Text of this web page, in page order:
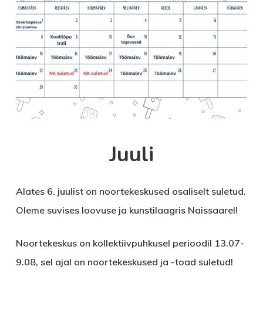
Juuli
Alates 6. juulist on noortekeskused osaliselt suletud.
Oleme suvises loovuse ja kunstilaagris Naissaarel!
Noortekeskus on kollektiivpuhkusel perioodil 13.07-
9.08, sel ajal on noortekeskused ja -toad suletud!